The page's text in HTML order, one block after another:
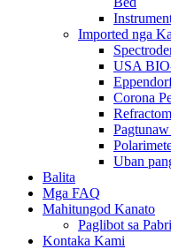
Imported nga
USA
Corona
Uban
Balita
Mga FAQ
Mahitungod Kanato
Paglibot sa
Kontaka Kami